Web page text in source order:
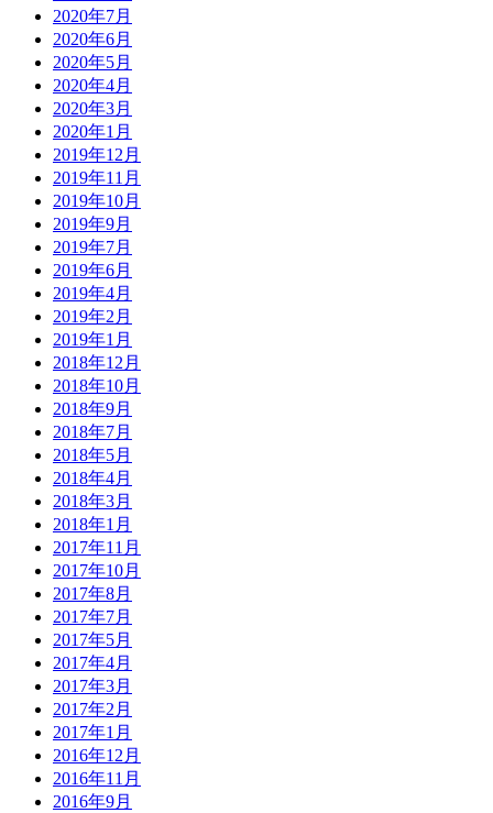
2020年7月
2020年6月
2020年5月
2020年4月
2020年3月
2020年1月
2019年12月
2019年11月
2019年10月
2019年9月
2019年7月
2019年6月
2019年4月
2019年2月
2019年1月
2018年12月
2018年10月
2018年9月
2018年7月
2018年5月
2018年4月
2018年3月
2018年1月
2017年11月
2017年10月
2017年8月
2017年7月
2017年5月
2017年4月
2017年3月
2017年2月
2017年1月
2016年12月
2016年11月
2016年9月